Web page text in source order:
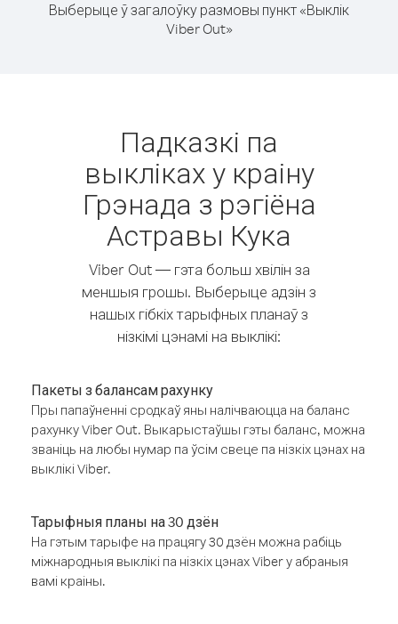
Выберыце ў загалоўку размовы пункт «Выклік
Viber Out»
Падказкі па
выкліках у краіну
Грэнада з рэгіёна
Астравы Кука
Viber Out — гэта больш хвілін за
меншыя грошы. Выберыце адзін з
нашых гібкіх тарыфных планаў з
нізкімі цэнамі на выклікі:
Пакеты з балансам рахунку
Пры папаўненні сродкаў яны налічваюцца на баланс
рахунку Viber Out. Выкарыстаўшы гэты баланс, можна
званіць на любы нумар па ўсім свеце па нізкіх цэнах на
выклікі Viber.
Тарыфныя планы на 30 дзён
На гэтым тарыфе на працягу 30 дзён можна рабіць
міжнародныя выклікі па нізкіх цэнах Viber у абраныя
вамі краіны.